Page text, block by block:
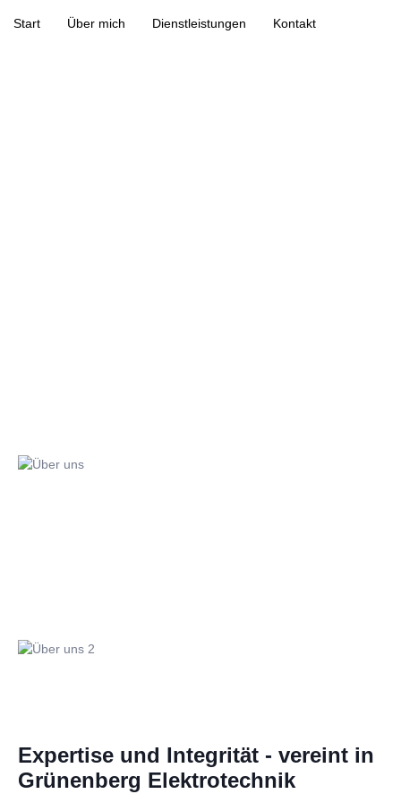
Start Über mich Dienstleistungen Kontakt
Expertise und Integrität - vereint in
Grünenberg Elektrotechnik